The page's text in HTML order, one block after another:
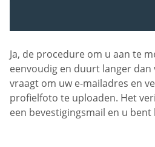
Ja, de procedure om u aan te
eenvoudig en duurt langer
vraagt om uw e-mailadres en
profielfoto te uploaden. Het
een bevestigingsmail en u bent